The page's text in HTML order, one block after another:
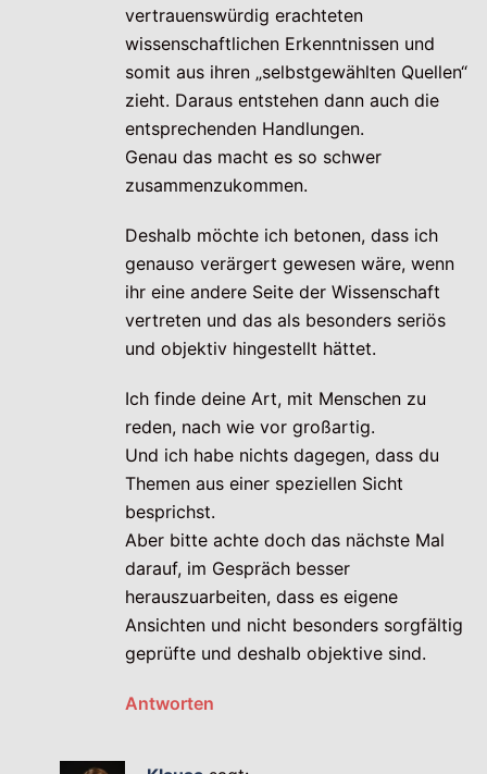
vertrauenswürdig erachteten
wissenschaftlichen Erkenntnissen und
somit aus ihren „selbstgewählten Quellen“
zieht. Daraus entstehen dann auch die
entsprechenden Handlungen.
Genau das macht es so schwer
zusammenzukommen.
Deshalb möchte ich betonen, dass ich
genauso verärgert gewesen wäre, wenn
ihr eine andere Seite der Wissenschaft
vertreten und das als besonders seriös
und objektiv hingestellt hättet.
Ich finde deine Art, mit Menschen zu
reden, nach wie vor großartig.
Und ich habe nichts dagegen, dass du
Themen aus einer speziellen Sicht
besprichst.
Aber bitte achte doch das nächste Mal
darauf, im Gespräch besser
herauszuarbeiten, dass es eigene
Ansichten und nicht besonders sorgfältig
geprüfte und deshalb objektive sind.
Antworten